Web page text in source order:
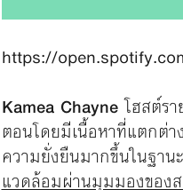
https://
Kamea Chayneโฮสต์รา
ตอนโดยมีเนื้อหาที่แตกต่
ความยั่งยืนมากขึ้นในฐา
แวดล้อมผ่านมุมมองของ